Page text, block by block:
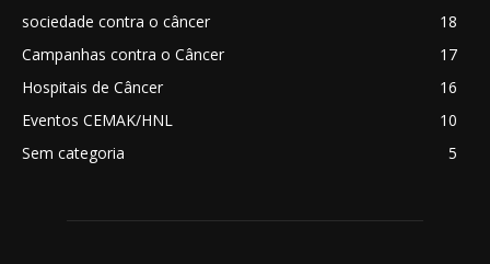
sociedade contra o câncer
18
Campanhas contra o Câncer
17
Hospitais de Câncer
16
Eventos CEMAK/HNL
10
Sem categoria
5